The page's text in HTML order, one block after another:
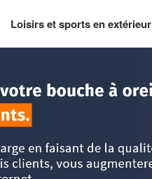
Loisirs et sports en extérieur